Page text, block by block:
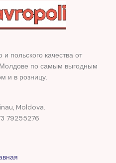
польского качества от
Молдове по самым выгодным
и в розницу.
Moldova.
79255276